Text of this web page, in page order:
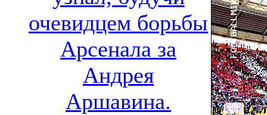
очевидцем борьбы
Арсенала за
Андрея
Аршавина.